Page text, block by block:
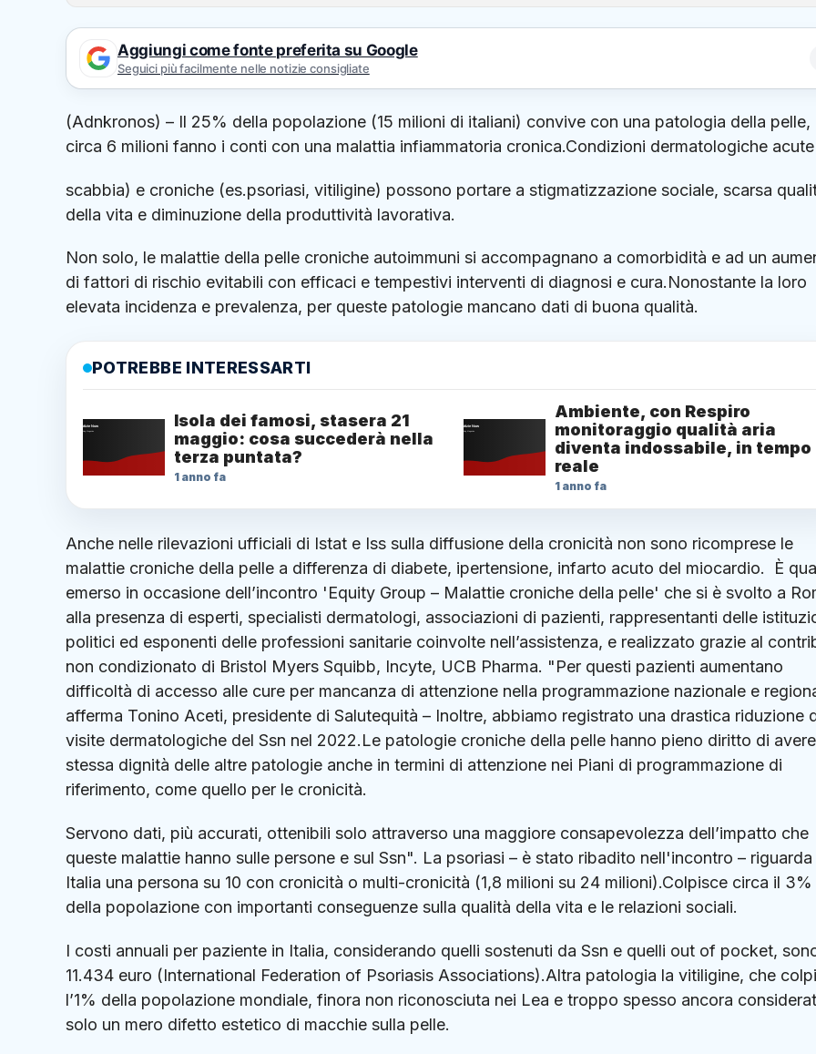
Aggiungi come fonte preferita su Google
Seguici più facilmente nelle notizie consigliate
(Adnkronos) – Il 25% della popolazione (15 milioni di italiani) convive con una patologia della pelle,
circa 6 milioni fanno i conti con una malattia infiammatoria cronica.Condizioni dermatologiche acute
scabbia) e croniche (es.psoriasi, vitiligine) possono portare a stigmatizzazione sociale, scarsa
della vita e diminuzione della produttività lavorativa.
Non solo, le malattie della pelle croniche autoimmuni si accompagnano a comorbidità e ad un
di fattori di rischio evitabili con efficaci e tempestivi interventi di diagnosi e cura.Nonostante la loro
elevata incidenza e prevalenza, per queste patologie mancano dati di buona qualità.
POTREBBE INTERESSARTI
Isola dei famosi, stasera 21
maggio: cosa succederà nella
terza puntata?
1 anno fa
Ambiente, con Respiro
monitoraggio qualità aria
diventa indossabile, in tempo
reale
1 anno fa
Anche nelle rilevazioni ufficiali di Istat e Iss sulla diffusione della cronicità non sono ricomprese le
malattie croniche della pelle a differenza di diabete, ipertensione, infarto acuto del miocardio. È
emerso in occasione dell’incontro 'Equity Group – Malattie croniche della pelle' che si è svolto a
alla presenza di esperti, specialisti dermatologi, associazioni di pazienti, rappresentanti delle
politici ed esponenti delle professioni sanitarie coinvolte nell’assistenza, e realizzato grazie al
non condizionato di Bristol Myers Squibb, Incyte, UCB Pharma. "Per questi pazienti aumentano
difficoltà di accesso alle cure per mancanza di attenzione nella programmazione nazionale e
afferma Tonino Aceti, presidente di Salutequità – Inoltre, abbiamo registrato una drastica riduzione
visite dermatologiche del Ssn nel 2022.Le patologie croniche della pelle hanno pieno diritto di
stessa dignità delle altre patologie anche in termini di attenzione nei Piani di programmazione di
riferimento, come quello per le cronicità.
Servono dati, più accurati, ottenibili solo attraverso una maggiore consapevolezza dell’impatto che
queste malattie hanno sulle persone e sul Ssn". La psoriasi – è stato ribadito nell'incontro – riguarda
Italia una persona su 10 con cronicità o multi-cronicità (1,8 milioni su 24 milioni).Colpisce circa il 3%
della popolazione con importanti conseguenze sulla qualità della vita e le relazioni sociali.
I costi annuali per paziente in Italia, considerando quelli sostenuti da Ssn e quelli out of pocket,
11.434 euro (International Federation of Psoriasis Associations).Altra patologia la vitiligine, che
l’1% della popolazione mondiale, finora non riconosciuta nei Lea e troppo spesso ancora
solo un mero difetto estetico di macchie sulla pelle.